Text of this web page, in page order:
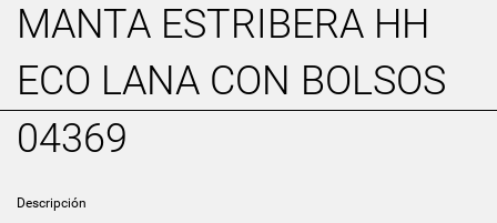
MANTA ESTRIBERA HH
ECO LANA CON BOLSOS
04369
Descripción